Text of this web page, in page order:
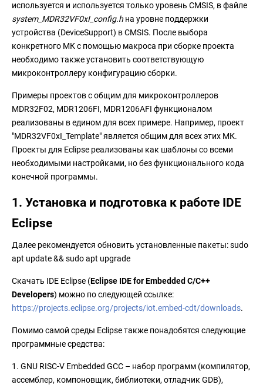
используется и используется только уровень CMSIS, в файле
system_MDR32VF0xI_config.h на уровне поддержки
устройства (DeviceSupport) в CMSIS. После выбора
конкретного МК с помощью макроса при сборке проекта
необходимо также установить соответствующую
микроконтроллеру конфигурацию сборки.
Примеры проектов с общим для микроконтроллеров
MDR32F02, MDR1206FI, MDR1206AFI функционалом
реализованы в едином для всех примере. Например, проект
"MDR32VF0xI_Template" является общим для всех этих МК.
Проекты для Eclipse реализованы как шаблоны со всеми
необходимыми настройками, но без функционального кода
конечной программы.
1. Установка и подготовка к работе IDE
Eclipse
Далее рекомендуется обновить установленные пакеты: sudo
apt update && sudo apt upgrade
Скачать IDE Eclipse (Eclipse IDE for Embedded C/C++
Developers) можно по следующей ссылке:
https://projects.eclipse.org/projects/iot.embed-cdt/downloads.
Помимо самой среды Eclipse также понадобятся следующие
программные средства:
1. GNU RISC-V Embedded GCC – набор программ (компилятор,
ассемблер, компоновщик, библиотеки, отладчик GDB),